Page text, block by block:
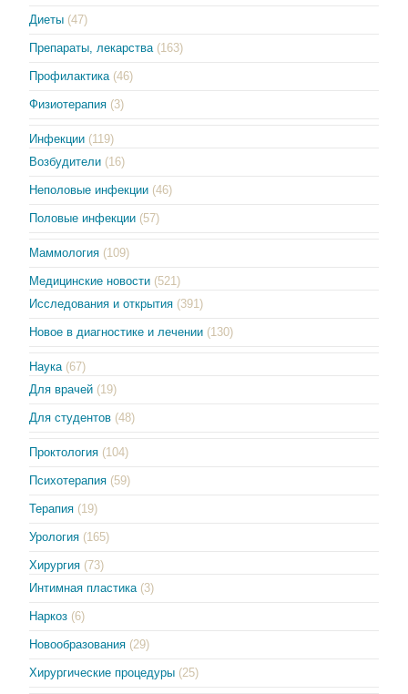
Диеты (47)
Препараты, лекарства (163)
Профилактика (46)
Физиотерапия (3)
Инфекции (119)
Возбудители (16)
Неполовые инфекции (46)
Половые инфекции (57)
Маммология (109)
Медицинские новости (521)
Исследования и открытия (391)
Новое в диагностике и лечении (130)
Наука (67)
Для врачей (19)
Для студентов (48)
Проктология (104)
Психотерапия (59)
Терапия (19)
Урология (165)
Хирургия (73)
Интимная пластика (3)
Наркоз (6)
Новообразования (29)
Хирургические процедуры (25)